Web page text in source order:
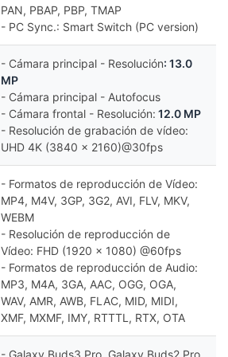
PAN, PBAP, PBP, TMAP
- PC Sync.: Smart Switch (PC version)
- Cámara principal - Resolución: 13.0
MP
- Cámara principal - Autofocus
- Cámara frontal - Resolución: 12.0 MP
- Resolución de grabación de vídeo:
UHD 4K (3840 x 2160)@30fps
- Formatos de reproducción de Vídeo:
MP4, M4V, 3GP, 3G2, AVI, FLV, MKV,
WEBM
- Resolución de reproducción de
Vídeo: FHD (1920 x 1080) @60fps
- Formatos de reproducción de Audio:
MP3, M4A, 3GA, AAC, OGG, OGA,
WAV, AMR, AWB, FLAC, MID, MIDI,
XMF, MXMF, IMY, RTTTL, RTX, OTA
- Galaxy Buds3 Pro, Galaxy Buds2 Pro,